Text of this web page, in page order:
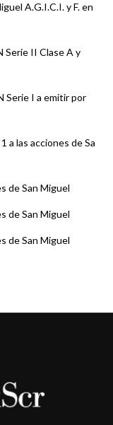
A.G.I.C.I. y F. en
Serie II Clase A y
Serie I a emitir por
a las acciones de Sa
de San Miguel
de San Miguel
de San Miguel
S.A. San Miguel